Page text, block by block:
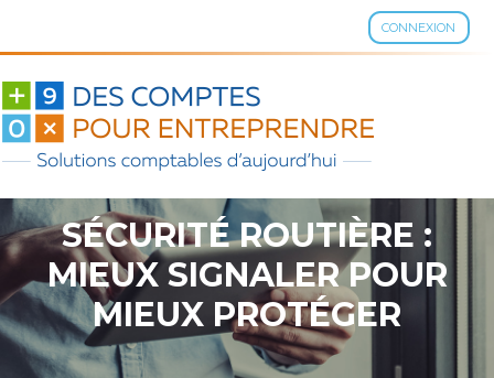
CONNEXION
Aller
contenu
SÉCURITÉ ROUTIÈRE :
MIEUX SIGNALER POUR
MIEUX PROTÉGER